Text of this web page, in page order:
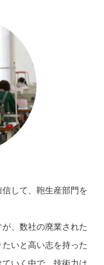
して、鞄生産部門を
、数社の廃業された
いと高い志を持った